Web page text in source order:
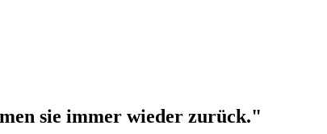
sie immer wieder zurück."